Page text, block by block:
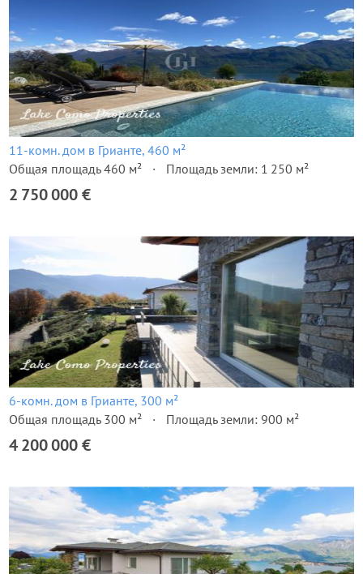
11-комн. дом в Грианте, 460 м²
Общая площадь 460 м²
Площадь земли: 1 250 м²
2 750 000 €
6-комн. дом в Грианте, 300 м²
Общая площадь 300 м²
Площадь земли: 900 м²
4 200 000 €